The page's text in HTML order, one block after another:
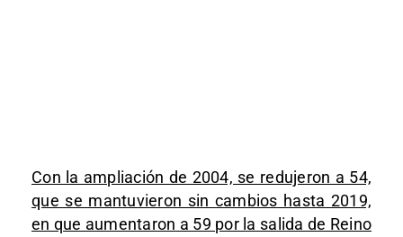
Con la ampliación de 2004, se redujeron a 54,
que se mantuvieron sin cambios hasta 2019,
en que aumentaron a 59 por la salida de Reino